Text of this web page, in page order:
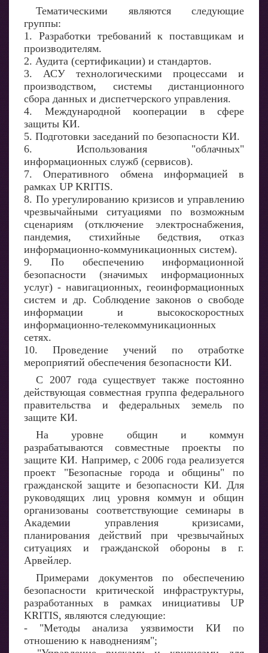
Тематическими являются следующие
группы:
1. Разработки требований к поставщикам и
производителям.
2. Аудита (сертификации) и стандартов.
3. АСУ технологическими процессами и
производством, системы дистанционного
сбора данных и диспетчерского управления.
4. Международной кооперации в сфере
защиты КИ.
5. Подготовки заседаний по безопасности КИ.
6. Использования "облачных"
информационных служб (сервисов).
7. Оперативного обмена информацией в
рамках UP KRITIS.
8. По урегулированию кризисов и управлению
чрезвычайными ситуациями по возможным
сценариям (отключение электроснабжения,
пандемия, стихийные бедствия, отказ
информационно-коммуникационных систем).
9. По обеспечению информационной
безопасности (значимых информационных
услуг) - навигационных, геоинформационных
систем и др. Соблюдение законов о свободе
информации и высокоскоростных
информационно-телекоммуникационных
сетях.
10. Проведение учений по отработке
мероприятий обеспечения безопасности КИ.
С 2007 года существует также постоянно
действующая совместная группа федерального
правительства и федеральных земель по
защите КИ.
На уровне общин и коммун
разрабатываются совместные проекты по
защите КИ. Например, с 2006 года реализуется
проект "Безопасные города и общины" по
гражданской защите и безопасности КИ. Для
руководящих лиц уровня коммун и общин
организованы соответствующие семинары в
Академии управления кризисами,
планирования действий при чрезвычайных
ситуациях и гражданской обороны в г.
Арвейлер.
Примерами документов по обеспечению
безопасности критической инфраструктуры,
разработанных в рамках инициативы UP
KRITIS, являются следующие:
- "Методы анализа уязвимости КИ по
отношению к наводнениям";